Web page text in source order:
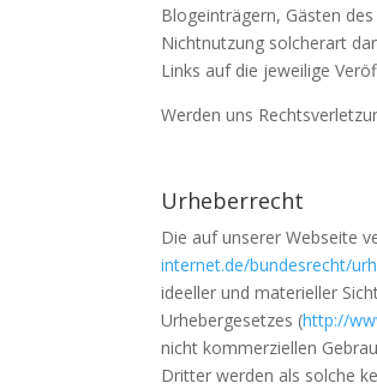
Blogeinträgern, Gästen
Nichtnutzung solcherart
Links auf die jeweilige
Werden uns
Urheberrecht
Die auf unserer Webseite
internet.de/bundesrecht/
ideeller und materieller
Urhebergesetzes (http://
nicht kommerziellen
Dritter werden als solche